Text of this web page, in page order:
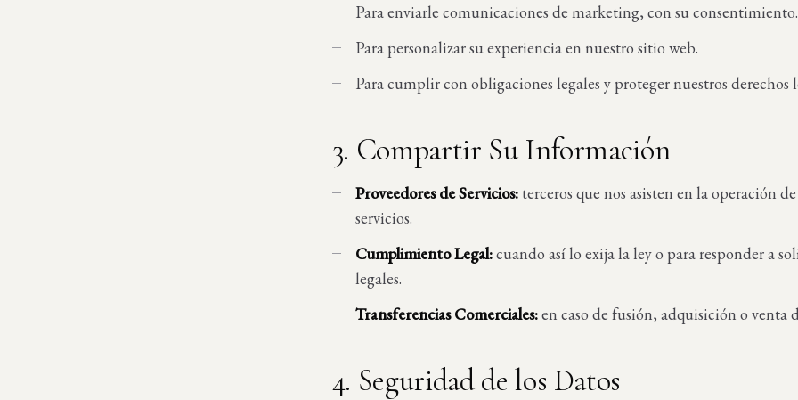
Para enviarle comunicaciones de marketing, con su consentimiento.
Para personalizar su experiencia en nuestro sitio web.
Para cumplir con obligaciones legales y proteger nuestros derechos
3. Compartir Su Información
Proveedores de Servicios:terceros que nos asisten en la operación
servicios.
Cumplimiento Legal:cuando así lo exija la ley o para responder a
legales.
Transferencias Comerciales:en caso de fusión, adquisición o venta
4. Seguridad de los Datos